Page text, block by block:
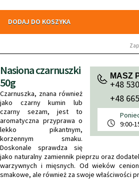
DODAJ DO KOSZYKA
MASZ
+48
+48
9:00-
Nasiona czarnuszki
50g
Czarnuszka, znana również
jako czarny kumin lub
czarny sezam, jest to
aromatyczna przyprawa o
lekko pikantnym,
korzennym smaku.
Doskonale sprawdza się
jako naturalny zamiennik pieprzu oraz
warzywnych i mięsnych. Od wieków
smakowe, ale również za swoje właściwości